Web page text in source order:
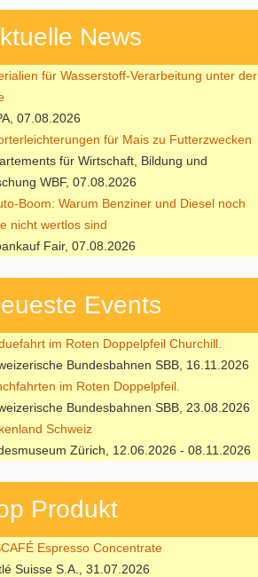
News
für Wasserstoff-Verarbeitung unter der
07.08.2026
für Mais zu Futterzwecken
für Wirtschaft, Bildung und
WBF, 07.08.2026
Boom: Warum Benziner und Diesel noch
nicht wertlos sind
Fair, 07.08.2026
Events
im Roten Doppelpfeil Churchill.
Bundesbahnen SBB, 16.11.2026
im Roten Doppelpfeil.
Bundesbahnen SBB, 23.08.2026
Schweiz
Zürich, 12.06.2026 - 08.11.2026
Produkt
Espresso Concentrate
Suisse S.A., 31.07.2026